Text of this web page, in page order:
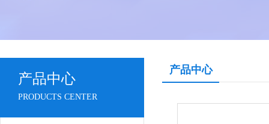
产品中心
PRODUCTS CENTER
产品中心